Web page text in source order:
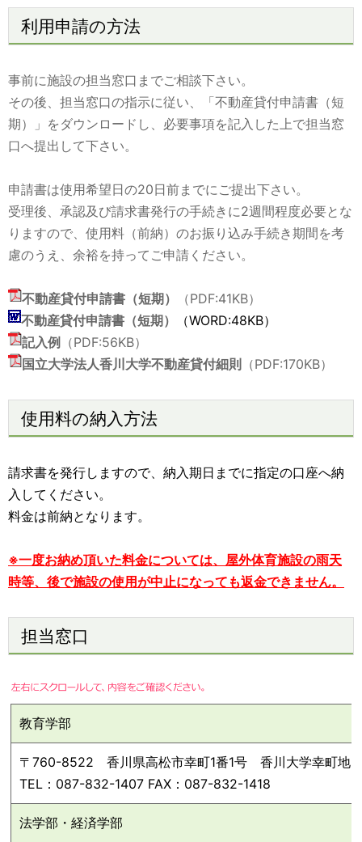
利用申請の方法
事前に施設の担当窓口までご相談下さい。
その後、担当窓口の指示に従い、「不動産貸付申請書（短
期）」をダウンロードし、必要事項を記入した上で担当窓
口へ提出して下さい。
申請書は使用希望日の20日前までにご提出下さい。
受理後、承認及び請求書発行の手続きに2週間程度必要とな
りますので、使用料（前納）のお振り込み手続き期間を考
慮のうえ、余裕を持ってご申請ください。
不動産貸付申請書（短期）
（PDF:41KB）
不動産貸付申請書（短期）
（WORD:48KB）
記入例
（PDF:56KB）
国立大学法人香川大学不動産貸付細則
（PDF:170KB）
使用料の納入方法
請求書を発行しますので、納入期日までに指定の口座へ納
入してください。
料金は前納となります。
※一度お納め頂いた料金については、屋外体育施設の雨天
時等、後で施設の使用が中止になっても返金できません。
担当窓口
教育学部
〒760-8522 香川県高松市幸町1番1号 香川大学幸町地
TEL：087-832-1407 FAX：087-832-1418
法学部・経済学部